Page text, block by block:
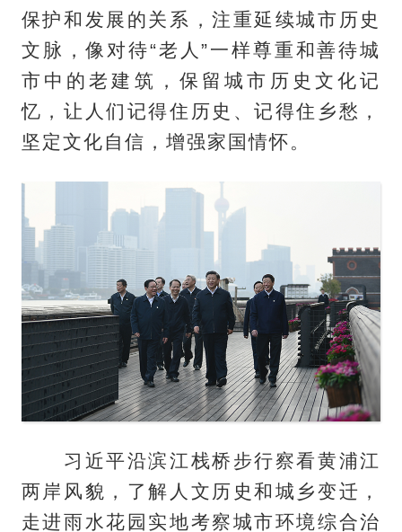
保护和发展的关系，注重延续城市历史
文脉，像对待“老人”一样尊重和善待城
市中的老建筑，保留城市历史文化记
忆，让人们记得住历史、记得住乡愁，
坚定文化自信，增强家国情怀。
习近平沿滨江栈桥步行察看黄浦江
两岸风貌，了解人文历史和城乡变迁，
走进雨水花园实地考察城市环境综合治